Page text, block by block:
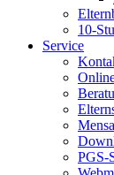
10-
Service
PGS-